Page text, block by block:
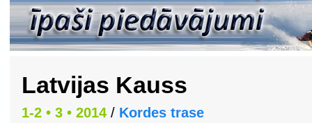
Latvijas Kauss
1-2 • 3 • 2014 / Kordes trase